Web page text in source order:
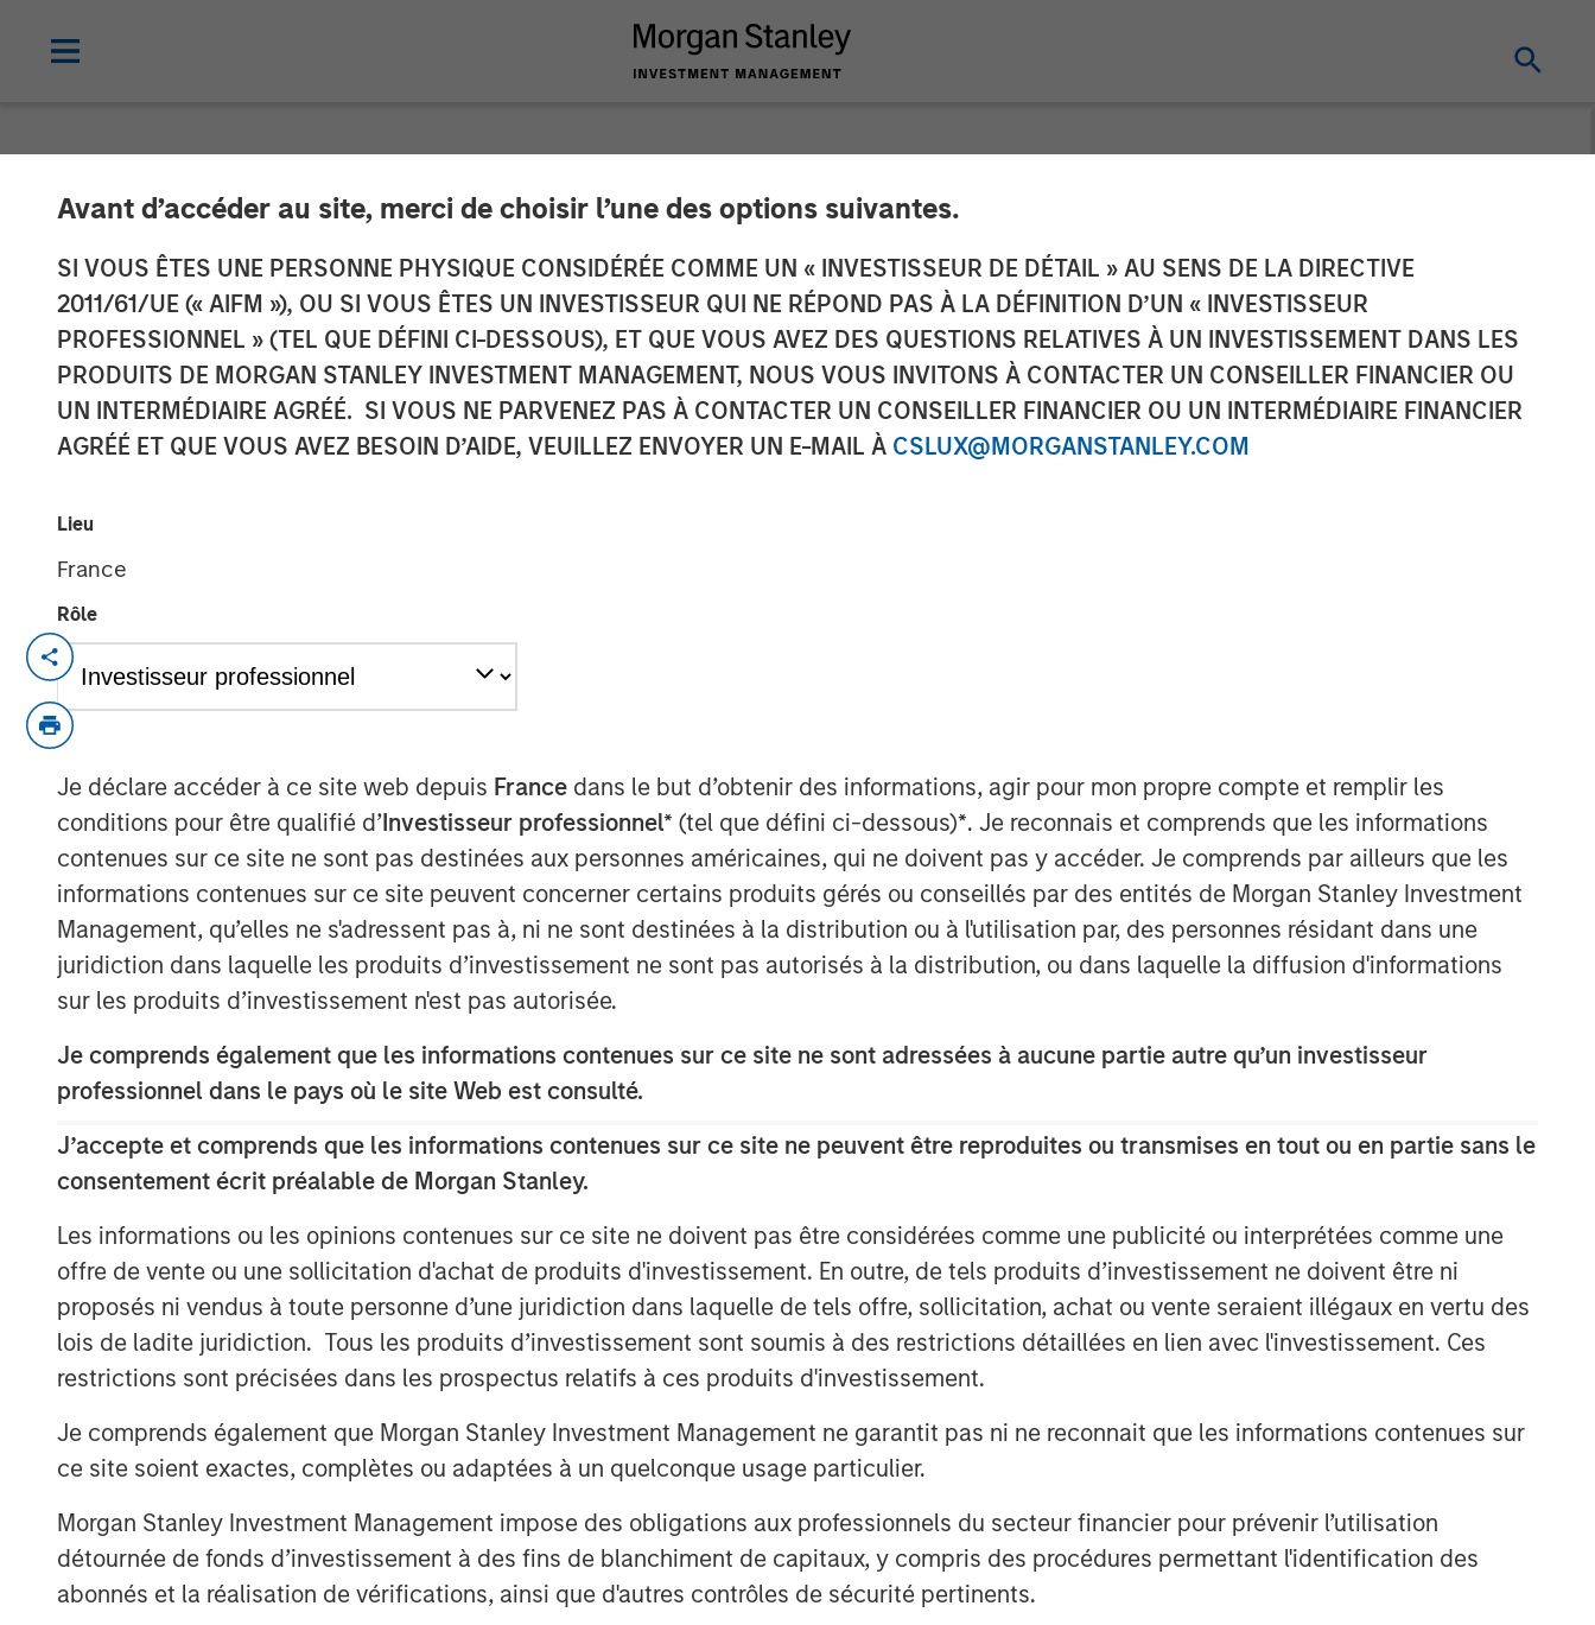
Avant d’accéder au site, merci de choisir l’une des options suivantes.
SI VOUS ÊTES UNE PERSONNE PHYSIQUE CONSIDÉRÉE COMME UN « INVESTISSEUR DE DÉTAIL » AU SENS DE LA DIRECTIVE
2011/61/UE (« AIFM »), OU SI VOUS ÊTES UN INVESTISSEUR QUI NE RÉPOND PAS À LA DÉFINITION D’UN « INVESTISSEUR
PROFESSIONNEL » (TEL QUE DÉFINI CI-DESSOUS), ET QUE VOUS AVEZ DES QUESTIONS RELATIVES À UN INVESTISSEMENT DANS LES
PRODUITS DE MORGAN STANLEY INVESTMENT MANAGEMENT, NOUS VOUS INVITONS À CONTACTER UN CONSEILLER FINANCIER OU
UN INTERMÉDIAIRE AGRÉÉ. SI VOUS NE PARVENEZ PAS À CONTACTER UN CONSEILLER FINANCIER OU UN INTERMÉDIAIRE FINANCIER
AGRÉÉ ET QUE VOUS AVEZ BESOIN D’AIDE, VEUILLEZ ENVOYER UN E-MAIL À CSLUX@MORGANSTANLEY.COM
Lieu
France
Rôle
Je déclare accéder à ce site web depuis France dans le but d’obtenir des informations, agir pour mon propre compte et remplir les
conditions pour être qualifié d’Investisseur professionnel* (tel que défini ci-dessous)*. Je reconnais et comprends que les informations
contenues sur ce site ne sont pas destinées aux personnes américaines, qui ne doivent pas y accéder. Je comprends par ailleurs que les
informations contenues sur ce site peuvent concerner certains produits gérés ou conseillés par des entités de Morgan Stanley Investment
Management, qu’elles ne s'adressent pas à, ni ne sont destinées à la distribution ou à l'utilisation par, des personnes résidant dans une
juridiction dans laquelle les produits d’investissement ne sont pas autorisés à la distribution, ou dans laquelle la diffusion d'informations
sur les produits d’investissement n'est pas autorisée.
Je comprends également que les informations contenues sur ce site ne sont adressées à aucune partie autre qu’un investisseur
professionnel dans le pays où le site Web est consulté.
J’accepte et comprends que les informations contenues sur ce site ne peuvent être reproduites ou transmises en tout ou en partie sans le
consentement écrit préalable de Morgan Stanley.
Les informations ou les opinions contenues sur ce site ne doivent pas être considérées comme une publicité ou interprétées comme une
offre de vente ou une sollicitation d'achat de produits d'investissement. En outre, de tels produits d’investissement ne doivent être ni
proposés ni vendus à toute personne d’une juridiction dans laquelle de tels offre, sollicitation, achat ou vente seraient illégaux en vertu des
lois de ladite juridiction. Tous les produits d’investissement sont soumis à des restrictions détaillées en lien avec l'investissement. Ces
restrictions sont précisées dans les prospectus relatifs à ces produits d'investissement.
Je comprends également que Morgan Stanley Investment Management ne garantit pas ni ne reconnait que les informations contenues sur
ce site soient exactes, complètes ou adaptées à un quelconque usage particulier.
Morgan Stanley Investment Management impose des obligations aux professionnels du secteur financier pour prévenir l’utilisation
détournée de fonds d’investissement à des fins de blanchiment de capitaux, y compris des procédures permettant l'identification des
abonnés et la réalisation de vérifications, ainsi que d'autres contrôles de sécurité pertinents.
Morgan Stanley Private Equity To Acquire
Majority Stake in Zenith Vehicle Contracts Group
Limited
LONDON — Aug 13, 2010
outsourcing and management services to the UK corporate sector, from funds
advised by Barclays Private Equity and Zenith management. Zenith's
management will retain a 40 per cent stake in the company.
Terms of the transaction were not disclosed.
Zenith is one of the UK's largest independent leasing, fleet management and
vehicle outsourcing businesses. Founded in 1989 and headquartered in Leeds,
Brian Magnus, Head of MSPE in Europe, said, "We are delighted to invest in
Zenith and to support its high calibre management team, which has
successfully built the company over an extended period. We look forward to
working closely with them to ensure its continued growth and success."
Andrew Cope, Chief Executive Officer of Zenith, said, "We are excited to
welcome MSPE as our new partner and look forward to working closely on our
shared vision developing the company's true potential in the coming years."
The transaction is subject to regulatory approval.
This transaction represents the sixth investment for Morgan Stanley Capital
Partners V, the most recent fund raised by MSPE. Earlier deals include
investments in McKechnie Aerospace, Tops Markets, Learning Care Group,
Triana Energy and Breitenfeld.
About Morgan Stanley Private Equity
manages a middle-market private
equity platform with a strong focus on
value creation. The team has invested
capital in a broad spectrum of
industries for over two decades.